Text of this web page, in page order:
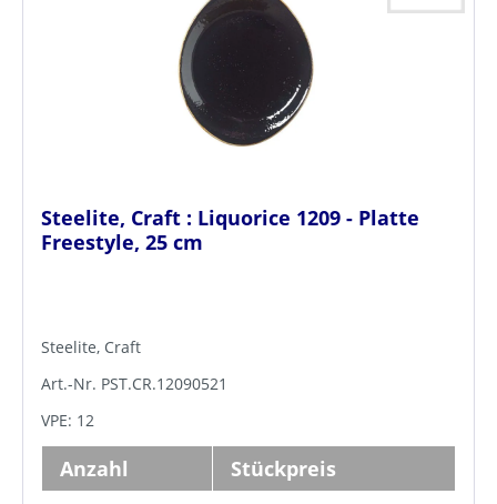
Steelite, Craft : Liquorice 1209 - Platte
Freestyle, 25 cm
Steelite, Craft
Art.-Nr. PST.CR.12090521
VPE: 12
Anzahl Stückpreis